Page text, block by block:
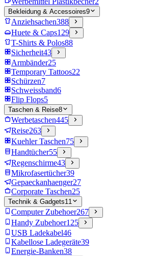
Bekleidung & Accessoires9
Anziehsachen388
Huete & Caps129
T-Shirts & Polos88
Sicherheit43
Armbänder25
Temporary Tattoos22
Schürzen7
Schweissband6
Flip Flops5
Taschen & Reise8
Werbetaschen445
Reise263
Kuehler Taschen75
Handtücher55
Regenschirme43
Mikrofasertücher39
Gepaeckanhaenger27
Corporate Taschen25
Technik & Gadgets11
Computer Zubehoer267
Handy Zubehoer125
USB Ladekabel46
Kabellose Ladegeräte39
Energie-Banken38